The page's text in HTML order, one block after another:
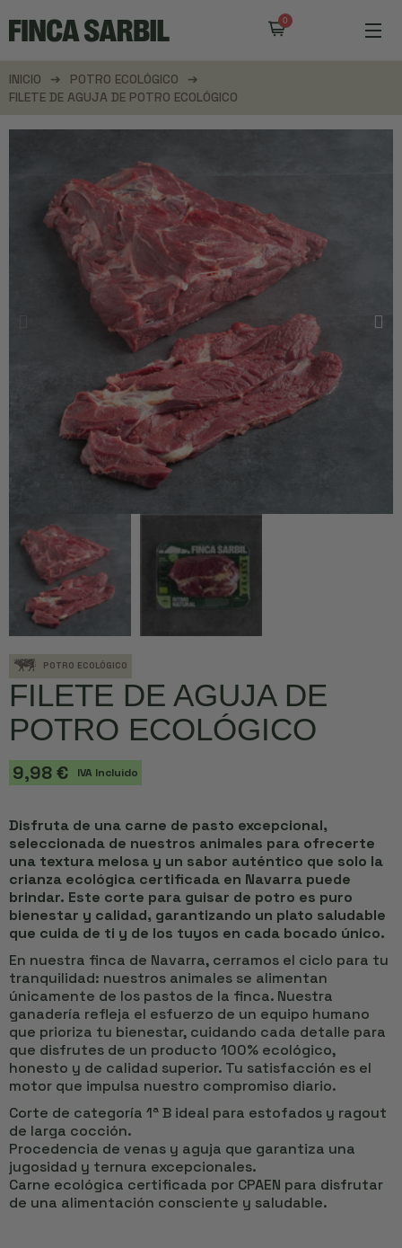
INICIO
POTRO ECOLÓGICO
FILETE DE AGUJA DE POTRO ECOLÓGICO
POTRO ECOLÓGICO
FILETE DE AGUJA DE
POTRO ECOLÓGICO
9,98 € IVA Incluido
Disfruta de una carne de pasto excepcional,
seleccionada de nuestros animales para ofrecerte
una textura melosa y un sabor auténtico que solo la
crianza ecológica certificada en Navarra puede
brindar. Este corte para guisar de potro es puro
bienestar y calidad, garantizando un plato saludable
que cuida de ti y de los tuyos en cada bocado único.
En nuestra finca de Navarra, cerramos el ciclo para tu
tranquilidad: nuestros animales se alimentan
únicamente de los pastos de la finca. Nuestra
ganadería refleja el esfuerzo de un equipo humano
que prioriza tu bienestar, cuidando cada detalle para
que disfrutes de un producto 100% ecológico,
honesto y de calidad superior. Tu satisfacción es el
motor que impulsa nuestro compromiso diario.
Corte de categoría 1ª B ideal para estofados y ragout
de larga cocción.
Procedencia de venas y aguja que garantiza una
jugosidad y ternura excepcionales.
Carne ecológica certificada por CPAEN para disfrutar
de una alimentación consciente y saludable.